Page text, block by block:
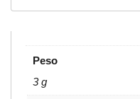
Peso
3 g